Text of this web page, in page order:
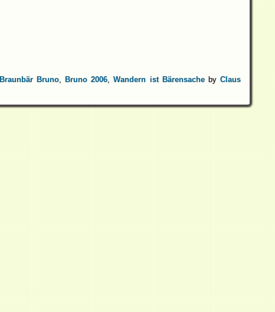
Braunbär Bruno, Bruno 2006 ,Wandern ist BärensachebyClaus